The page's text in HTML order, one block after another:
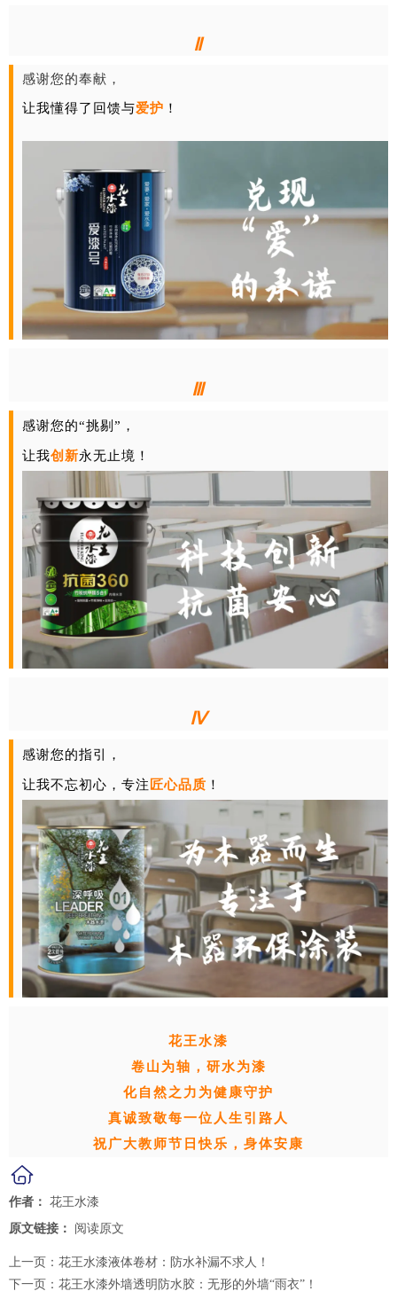
Ⅱ
感谢您的奉献，
让我懂得了回馈与爱护 ！
Ⅲ
感谢您的“挑剔”，
让我创新永无止境！
Ⅳ
感谢您的指引，
让我不忘初心，专注 匠心品质 ！
花王水漆
卷山为轴，研水为漆
化自然之力为健康守护
真诚致敬每一位人生引路人
祝广大教师节日快乐，身体安康
作者： 花王水漆
原文链接：
阅读原文
上一页： 花王水漆液体卷材：防水补漏不求人！
下一页： 花王水漆外墙透明防水胶：无形的外墙“雨衣”！